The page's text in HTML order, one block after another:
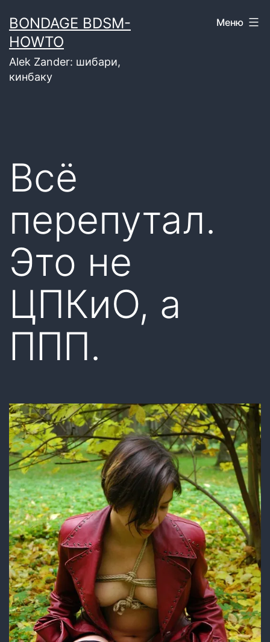
содержимому
BONDAGE BDSM-
HOWTO
Alek Zander: шибари,
кинбаку
Меню
Всё
перепутал.
Это не
ЦПКиО, а
ППП.